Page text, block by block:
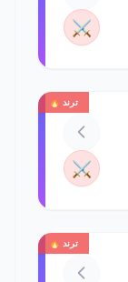
⚔️
ترند 🔥
⚔️
ترند 🔥